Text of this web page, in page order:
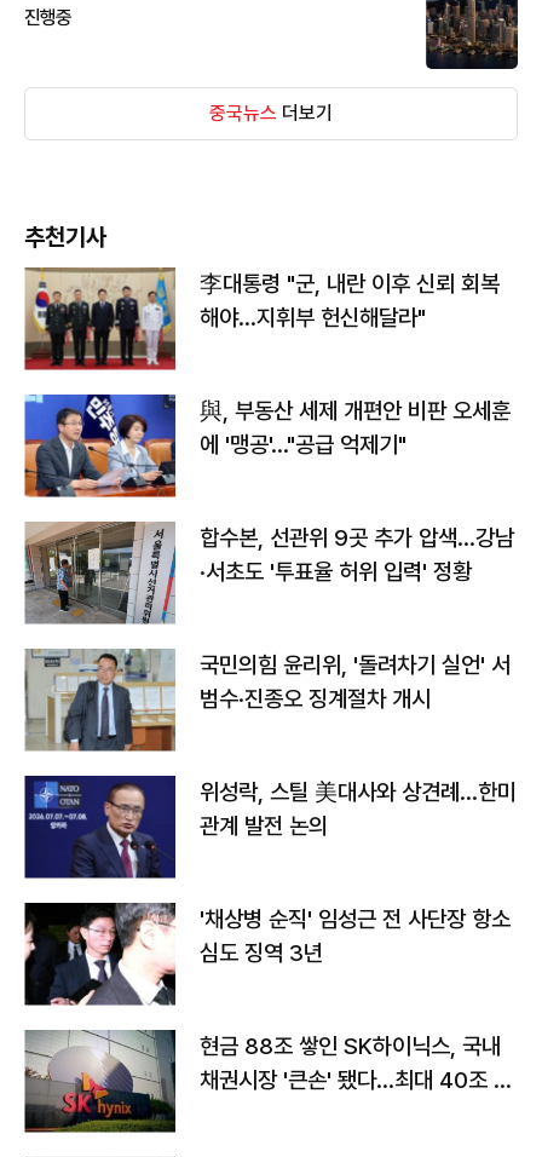
진행중
중국뉴스 더보기
추천기사
李대통령 "군, 내란 이후 신뢰 회복
해야…지휘부 헌신해달라"
與, 부동산 세제 개편안 비판 오세훈
에 '맹공'…"공급 억제기"
합수본, 선관위 9곳 추가 압색…강남
·서초도 '투표율 허위 입력' 정황
국민의힘 윤리위, '돌려차기 실언' 서
범수·진종오 징계절차 개시
위성락, 스틸 美대사와 상견례…한미
관계 발전 논의
'채상병 순직' 임성근 전 사단장 항소
심도 징역 3년
현금 88조 쌓인 SK하이닉스, 국내
채권시장 '큰손' 됐다…최대 40조 투